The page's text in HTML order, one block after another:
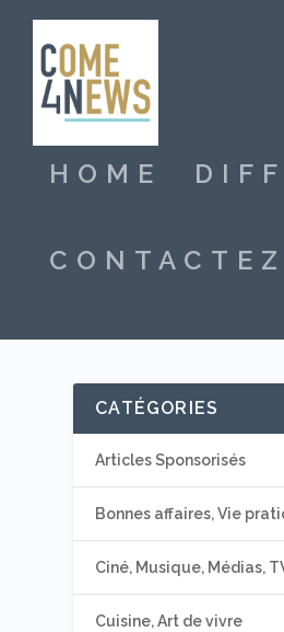
HOME
CATÉGORIES
Articles Sponsorisés
Bonnes affaires, Vie
Ciné, Musique, Médias,
Cuisine, Art de vivre